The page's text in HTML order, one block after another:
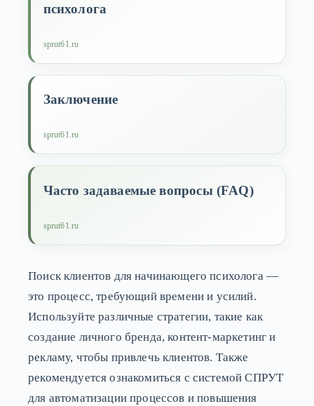
психолога
sprut61.ru
Заключение
sprut61.ru
Часто задаваемые вопросы (FAQ)
sprut61.ru
Поиск клиентов для начинающего психолога —
это процесс, требующий времени и усилий.
Используйте различные стратегии, такие как
создание личного бренда, контент-маркетинг и
рекламу, чтобы привлечь клиентов. Также
рекомендуется ознакомиться с системой СПРУТ
для автоматизации процессов и повышения